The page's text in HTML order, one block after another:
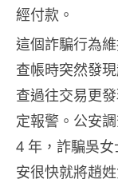
經付款。
這個詐騙行為
查帳時突然發
查過往交易更
定報警。公安
4 年，詐騙吳
安很快就將趙